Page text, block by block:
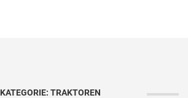
KATEGORIE: TRAKTOREN